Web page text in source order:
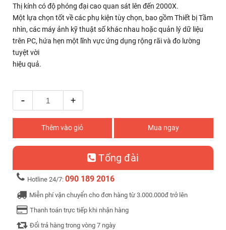
Thị kính có độ phóng đại cao quan sát lên đến 2000X.
Một lựa chọn tốt về các phụ kiện tùy chọn, bao gồm Thiết bị Tầm
nhìn, các máy ảnh kỹ thuật số khác nhau hoặc quản lý dữ liệu
trên PC, hứa hẹn một lĩnh vực ứng dụng rộng rãi và đo lường
tuyệt vời
hiệu quả.
- +
Thêm vào giỏ Mua ngay
Tổng đài
Hotline 24/7: 090 189 2016
Miễn phí vận chuyển cho đơn hàng từ 3.000.000đ trở lên
Thanh toán trực tiếp khi nhận hàng
Đổi trả hàng trong vòng 7 ngày